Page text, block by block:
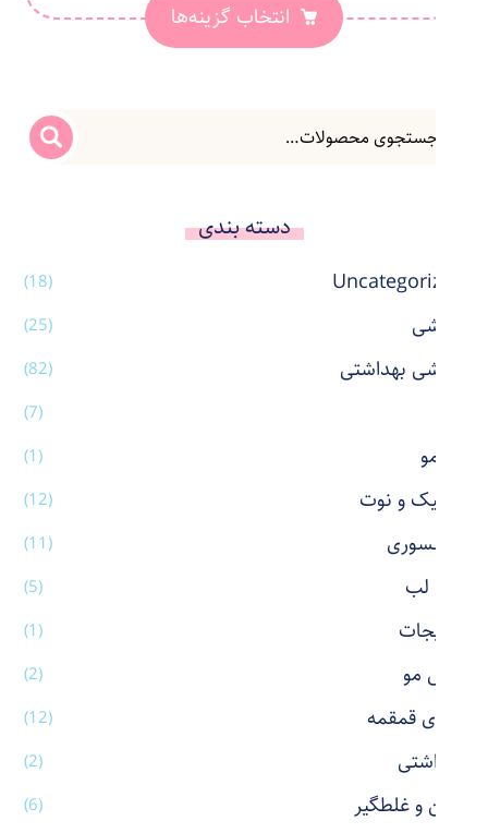
انتخاب گزینه‌ها
دسته بندی
Uncategorized
(18)
آرایشی (25)
آرایشی بهداشتی (82)
(7)
اتو مو (1)
استیک و نوت (12)
اکسسوری (11)
بالم لب (5)
بدلیجات (1)
برس مو (2)
بطری قمقمه (12)
بهداشتی (2)
پاکن و غلطگیر (6)